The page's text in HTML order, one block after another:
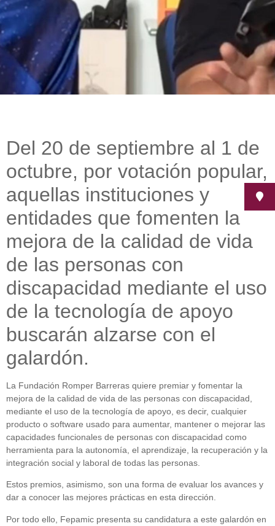
Del 20 de septiembre al 1 de
octubre, por votación popular,
aquellas instituciones y
entidades que fomenten la
mejora de la calidad de vida
de las personas con
discapacidad mediante el uso
de la tecnología de apoyo
buscarán alzarse con el
galardón.
La Fundación Romper Barreras quiere premiar y fomentar la
mejora de la calidad de vida de las personas con discapacidad,
mediante el uso de la tecnología de apoyo, es decir, cualquier
producto o software usado para aumentar, mantener o mejorar las
capacidades funcionales de personas con discapacidad como
herramienta para la autonomía, el aprendizaje, la recuperación y la
integración social y laboral de todas las personas.
Estos premios, asimismo, son una forma de evaluar los avances y
dar a conocer las mejores prácticas en esta dirección.
Por todo ello, Fepamic presenta su candidatura a este galardón en